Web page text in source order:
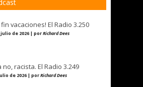
fin vacaciones! El Radio 3.250
julio de 2026 | porRichard Dees
no, racista. El Radio 3.249
de 2026 | porRichard Dees